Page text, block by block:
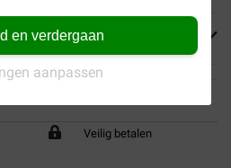
en verdergaan
aanpassen
Veilig betalen